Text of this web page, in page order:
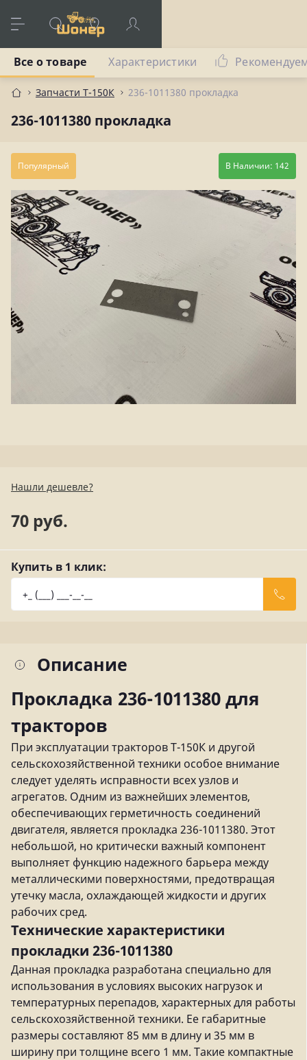
Запчасти Т-150К 236-1011380 прокладка
236-1011380 прокладка
Все о товаре Характеристики
Популярный В Наличии: 142
Нашли дешевле?
70 руб.
Купить в 1 клик:
Описание
Прокладка 236-1011380 для
тракторов
При эксплуатации тракторов Т-150К и другой
сельскохозяйственной техники особое внимание
следует уделять исправности всех узлов и
агрегатов. Одним из важнейших элементов,
обеспечивающих герметичность соединений
двигателя, является прокладка 236-1011380. Этот
небольшой, но критически важный компонент
выполняет функцию надежного барьера между
металлическими поверхностями, предотвращая
утечку масла, охлаждающей жидкости и других
рабочих сред.
Технические характеристики
прокладки 236-1011380
Данная прокладка разработана специально для
использования в условиях высоких нагрузок и
температурных перепадов, характерных для работы
сельскохозяйственной техники. Ее габаритные
размеры составляют 85 мм в длину и 35 мм в
ширину при толщине всего 1 мм. Такие компактные